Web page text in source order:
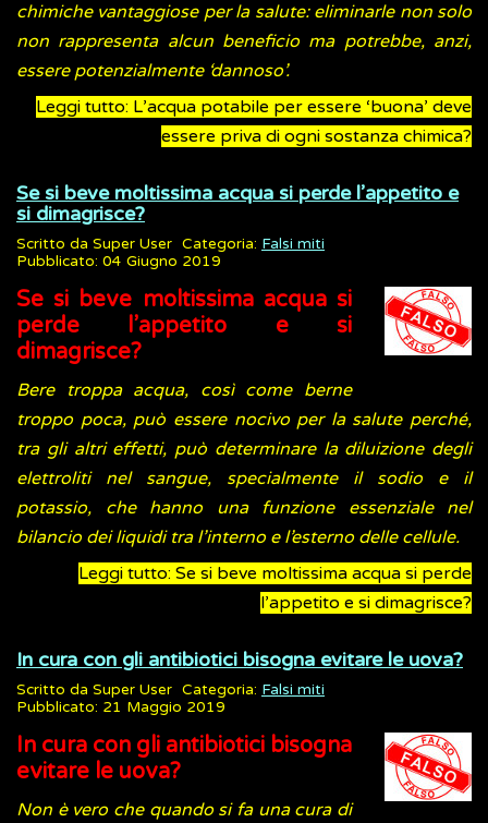
chimiche vantaggiose per la salute: eliminarle non solo
non rappresenta alcun beneficio ma potrebbe, anzi,
essere potenzialmente ‘dannoso’.
Leggi tutto: L’acqua potabile per essere ‘buona’ deve
essere priva di ogni sostanza chimica?
Se si beve moltissima acqua si perde l’appetito e
si dimagrisce?
Scritto da Super User Categoria: Falsi miti
Pubblicato: 04 Giugno 2019
Se si beve moltissima acqua si
perde l’appetito e si
dimagrisce?
Bere troppa acqua, così come berne
troppo poca, può essere nocivo per la salute perché,
tra gli altri effetti, può determinare la diluizione degli
elettroliti nel sangue, specialmente il sodio e il
potassio, che hanno una funzione essenziale nel
bilancio dei liquidi tra l’interno e l’esterno delle cellule.
Leggi tutto: Se si beve moltissima acqua si perde
l’appetito e si dimagrisce?
In cura con gli antibiotici bisogna evitare le uova?
Scritto da Super User Categoria: Falsi miti
Pubblicato: 21 Maggio 2019
In cura con gli antibiotici bisogna
evitare le uova?
Non è vero che quando si fa una cura di